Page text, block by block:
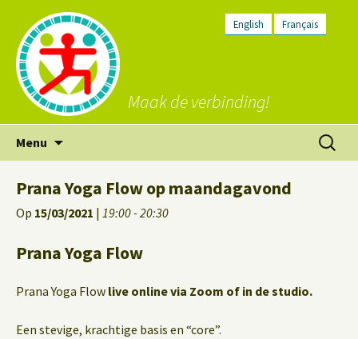
English Français
Maak de verbinding!
Menu
inhoud
Zoeken
naar:
Prana Yoga Flow op maandagavond
Op 15/03/2021 | 19:00 - 20:30
Prana Yoga Flow
Prana Yoga Flow live online via Zoom of in de studio.
Een stevige, krachtige basis en “core”.